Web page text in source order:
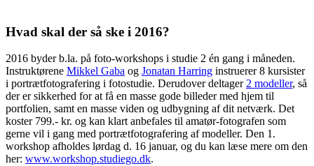
Hvad skal der så ske i 2016?
2016 byder b.la. på foto-workshops i studie 2 én gang i måneden.
Instruktørene Mikkel Gaba og Jonatan Harring instruerer 8 kursister
i portrætfotografering i fotostudie. Derudover deltager 2 modeller, så
der er sikkerhed for at få en masse gode billeder med hjem til
portfolien, samt en masse viden og udbygning af dit netværk. Det
koster 799.- kr. og kan klart anbefales til amatør-fotografen som
gerne vil i gang med portrætfotografering af modeller. Den 1.
workshop afholdes lørdag d. 16 januar, og du kan læse mere om den
her: www.workshop.studiego.dk.